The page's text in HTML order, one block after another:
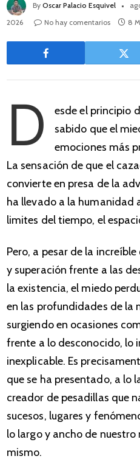
By Oscar Palacio Esquivel
2026
No hay comentarios 8
D
esde el principio
sabido que el
emociones más
La sensación de que el
convierte en presa de la
ha llevado a la humanidad
limites del tiempo, el
Pero, a pesar de la
y superación frente a las
la existencia, el miedo
en las profundidades de la
surgiendo en ocasiones
frente a lo desconocido, lo
inexplicable. Es
que se ha presentado, a lo
creador de pesadillas que
sucesos, lugares y
lo largo y ancho de
mismo.